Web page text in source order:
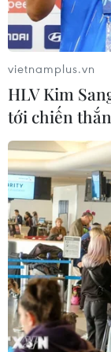
cho thế hệ trẻ
04/08/2026 14:08
Ngành Trí tuệ
Quốc vượt
năm 2025
04/08/2026 13:20
Nhật Bản siết
cách vĩnh trú
04/08/2026 07:44
6 tháng năm
vietnamplus.vn
HLV Kim
tới chiến